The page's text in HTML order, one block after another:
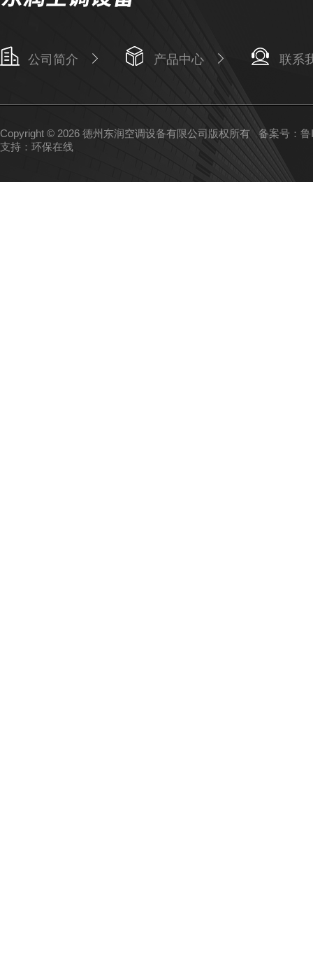
公司简介 产品中心 联系
Copyright © 2026 德州东润空调设备有限公司版权所有备案号：
支持： 环保在线